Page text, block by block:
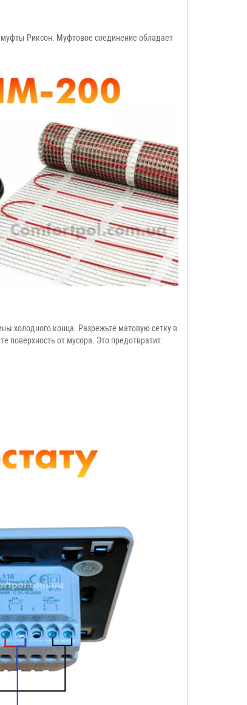
Риксон. Муфтовое соединение обладает
холодного конца. Разрежьте матовую сетку в
поверхность от мусора. Это предотвратит